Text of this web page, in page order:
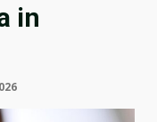
in